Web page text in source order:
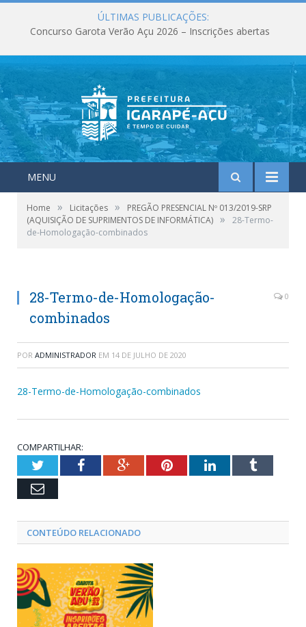
ÚLTIMAS PUBLICAÇÕES:
Concurso Garota Verão Açu 2026 – Inscrições abertas
MENU
Home » Licitações »
PREGÃO PRESENCIAL Nº 013/2019-SRP
(AQUISIÇÃO DE SUPRIMENTOS DE INFORMÁTICA) »
28-Termo-
de-Homologação-combinados
28-Termo-de-Homologação-
combinados
0
POR ADMINISTRADOR EM 14 DE JULHO DE 2020
28-Termo-de-Homologação-combinados
COMPARTILHAR:
TwitterFacebookGoogle+PinterestLinkedInTumblr
Email
CONTEÚDO RELACIONADO